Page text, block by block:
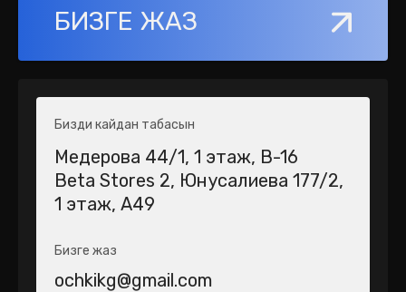
БИЗГЕ ЖАЗ
Бизди кайдан табасын
Медерова 44/1​, 1 этаж, В-16
Beta Stores 2​, Юнусалиева 177/2,
1 этаж, А49
Бизге жаз
ochkikg@gmail.com